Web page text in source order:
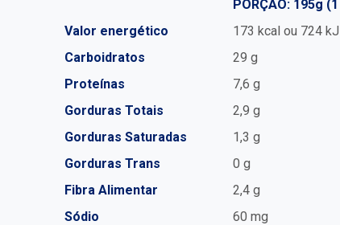
PORÇÃO: 195g
Valor energético
173 kcal ou 724 kJ
Carboidratos
29 g
Proteínas
7,6 g
Gorduras Totais
2,9 g
Gorduras Saturadas
1,3 g
Gorduras Trans
0 g
Fibra Alimentar
2,4 g
Sódio
60 mg